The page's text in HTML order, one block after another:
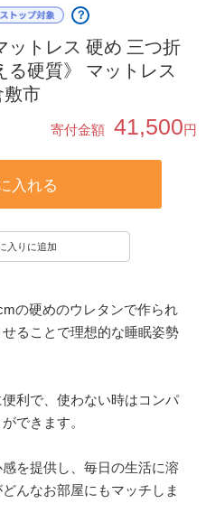
？
ットレス 硬め 三つ折
る硬質》 マットレス
敷市
寄付金額 41,500円
入れる
入りに追加
の硬めのウレタンで作られ
ることで理想的な睡眠姿勢
利で、使わない時はコンパ
できます。
を提供し、毎日の生活に溶
んなお部屋にもマッチしま